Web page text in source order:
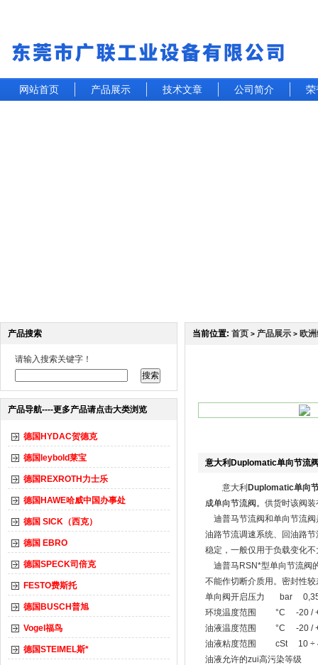
网站首页 产品展示 技术文章 公司简介 荣
产品搜索
请输入搜索关键字！
产品导航----更多产品请点击大类浏览
德国HYDAC贺德克
德国leybold莱宝
德国REXROTH力士乐
德国HAWE哈威中国办事处
德国 SICK（西克）
德国 EBRO
德国SPECK司倍克
FESTO费斯托
德国BUSCH普旭
Vogel福鸟
德国STEIMEL斯*
当前位置: 首页 > 产品展示 > 欧
意大利Duplomatic单向节流
意大利 Duplomatic单向
成单向节流阀。 供货时该阀
迪普马节流阀和单向节流阀
油路节流调速系统、回油路
稳定，一般仅用于负载变化
迪普马RSN*型单向节流阀
不能作切断介质用。密封性
单向阀开启压力 bar
环境温度范围 °C -20 /
油液温度范围 °C -20 /
油液粘度范围 cSt 10 ÷
油液允许的zui高污染等级